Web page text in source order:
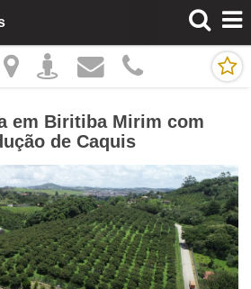
em Biritiba Mirim com
de Caquis